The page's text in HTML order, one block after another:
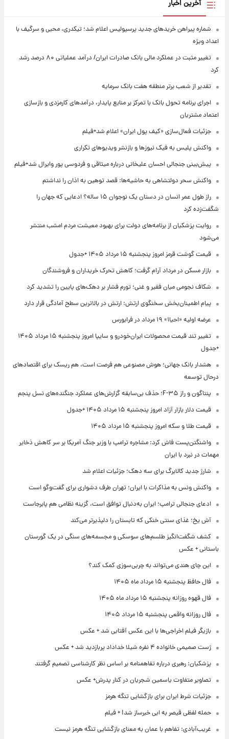
آخرین اخبار
شماره پیراهن خریدهای جدید پرسپولیس اعلام شد؛ تیکدری، محبی و سرگیف با
اعداد ویژه
تغییر مثبت در عملکرد مالی بانک صادرات ایران/ درآمد عملیاتی ۸۰ درصد رشد
کرد
تقدیر از شعب برتر منطقه هفت بانک سرمایه
اجرای برنامه تحول بانک با تمرکز بر منابع پایدار، درآمدهای کارمزدی و بازسازی
اعتماد مشتریان
جزئیات فعال‌سازی «کیف پول ایران» اعلام شد+فیلم
واکنش پلیس به فیک نیوزها و بازنشر ویدیوهای تکراری
پیش‌بینی جنجالی احسان علیخانی درباره میثاقی و فردوسی پور وایرال شد+فیلم
واکنش سحر دولتشاهی به حاشیه‌ها: قصد توهین به اذان را نداشتم
راز طول عمر انسان در دستان یک نوجوان ۱۵ ساله؟ ادعایی که جهان را
شگفت‌زده کرد
روایت پزشکیان از برنامه‌های دولت برای بهبود معیشت مردم امشب منتشر
می‌شود
قیمت گوشت قرمز امروز پنجشنبه ۱۵ مرداد ۱۴۰۵ +جدول
بازار مسکن در مرداد آرام گرفت؛ کاهش تحرک خریداران و فروشندگان
شکاف نجومی میان فقیر و غنی؛ تورم فشار بر دهک‌های پایین را تشدید کرد
پیام اطمینان‌بخش سخنگوی ارتش: ارتش در بالاترین سطح آمادگی قرار دارد
عرضه اولیه «احیا۱» ۱۹ مرداد در فرابورس
تغییر تند قیمت محصولات ایران‌خودرو و سایپا امروز پنجشنبه ۱۵ مرداد ۱۴۰۵
+جدول
هشدار بانک جهانی؛ هوش مصنوعی هم فرصت است، هم ریسک برای اقتصادهای
درحال توسعه
پنتاگون و راز F-۳۵؛ حذف بی‌سابقه گزارش‌های عملکرد جنگنده‌های نسل پنجم
قیمت دلار بازار آزاد امروز پنجشنبه ۱۵ مرداد ۱۴۰۵ +جدول
قیمت طلا و سکه امروز پنجشنبه ۱۵ مرداد ۱۴۰۵
واشنگتن‌پست فاش کرد: مشاجره ترامپ با وزیر جنگ آمریکا بر سر کاهش ذخایر
مهمات در نبرد با ایران
شارژ جدید کالابرگ برای سه دهک؛ جزئیات اعلام شد
واکنش ونس به مذاکرات با ایران؛ تهران طرف دشواری برای گفت‌وگو است
ادعای جنجالی ترامپ؛ ایران به‌دنبال توافق است، گزینه نظامی هم پابرجاست
آش یخ؛ غذای سنتی خنکی که تابستان را دلپذیرتر می‌کند
کشف شگفت‌انگیز طلسم‌های سوسکی و مجسمه‌های سنگی در یک گورستان
باستانی + عکس
این چای هندی می‌تواند به چربی‌سوزی کمک کند؟
فال حافظ پنجشنبه ۱۵ مرداد ماه ۱۴۰۵
فال قهوه روزانه پنجشنبه ۱۵ مرداد ماه ۱۴۰۵
فال روزانه واقعی پنجشنبه ۱۵ مرداد ۱۴۰۵
بازیگر فیلم اخراجی‌ها با این عکس آفتابی شد + عکس
ژست صمیمی خانواده ۴ نفره شیلا خداداد پربازدید شد + عکس
پزشکیان: رهبری درباره تفاهمنامه بر اساس نظر کارشناسی تصمیم گرفتند
تصاویر متفاوت یاسمین شجریان در کنار پدرش+ عکس
جزئیات شرط ایران برای بازگشایی تنگه هرمز
حمله لفظی قیصر به ابی خبرساز شد! + فیلم
غریب‌آبادی: تفاهم با عمان به معنای بازگشایی تنگه هرمز نیست